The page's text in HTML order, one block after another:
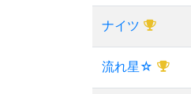
ナイツ
流れ星☆